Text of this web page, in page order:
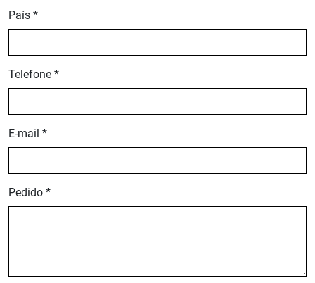
País *
Telefone *
E-mail *
Pedido *